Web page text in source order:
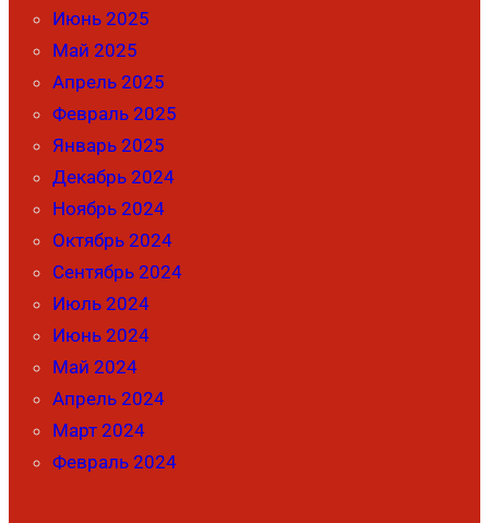
Июнь 2025
Май 2025
Апрель 2025
Февраль 2025
Январь 2025
Декабрь 2024
Ноябрь 2024
Октябрь 2024
Сентябрь 2024
Июль 2024
Июнь 2024
Май 2024
Апрель 2024
Март 2024
Февраль 2024